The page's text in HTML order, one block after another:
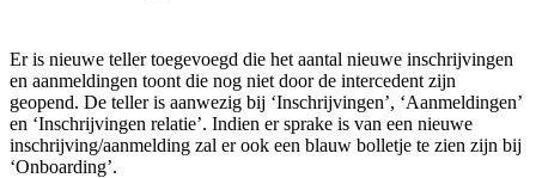
Er is nieuwe teller toegevoegd die het aantal nieuwe inschrijvingen
en aanmeldingen toont die nog niet door de intercedent zijn
geopend. De teller is aanwezig bij ‘Inschrijvingen’, ‘Aanmeldingen’
en ‘Inschrijvingen relatie’. Indien er sprake is van een nieuwe
inschrijving/aanmelding zal er ook een blauw bolletje te zien zijn bij
‘Onboarding’.